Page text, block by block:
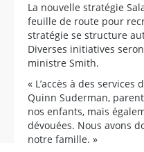
La nouvelle stratégie
feuille de route pour
stratégie se structure
Diverses initiatives
ministre Smith.
« L’accès à des
Quinn Suderman,
nos enfants, mais
dévouées. Nous avons
notre famille. »